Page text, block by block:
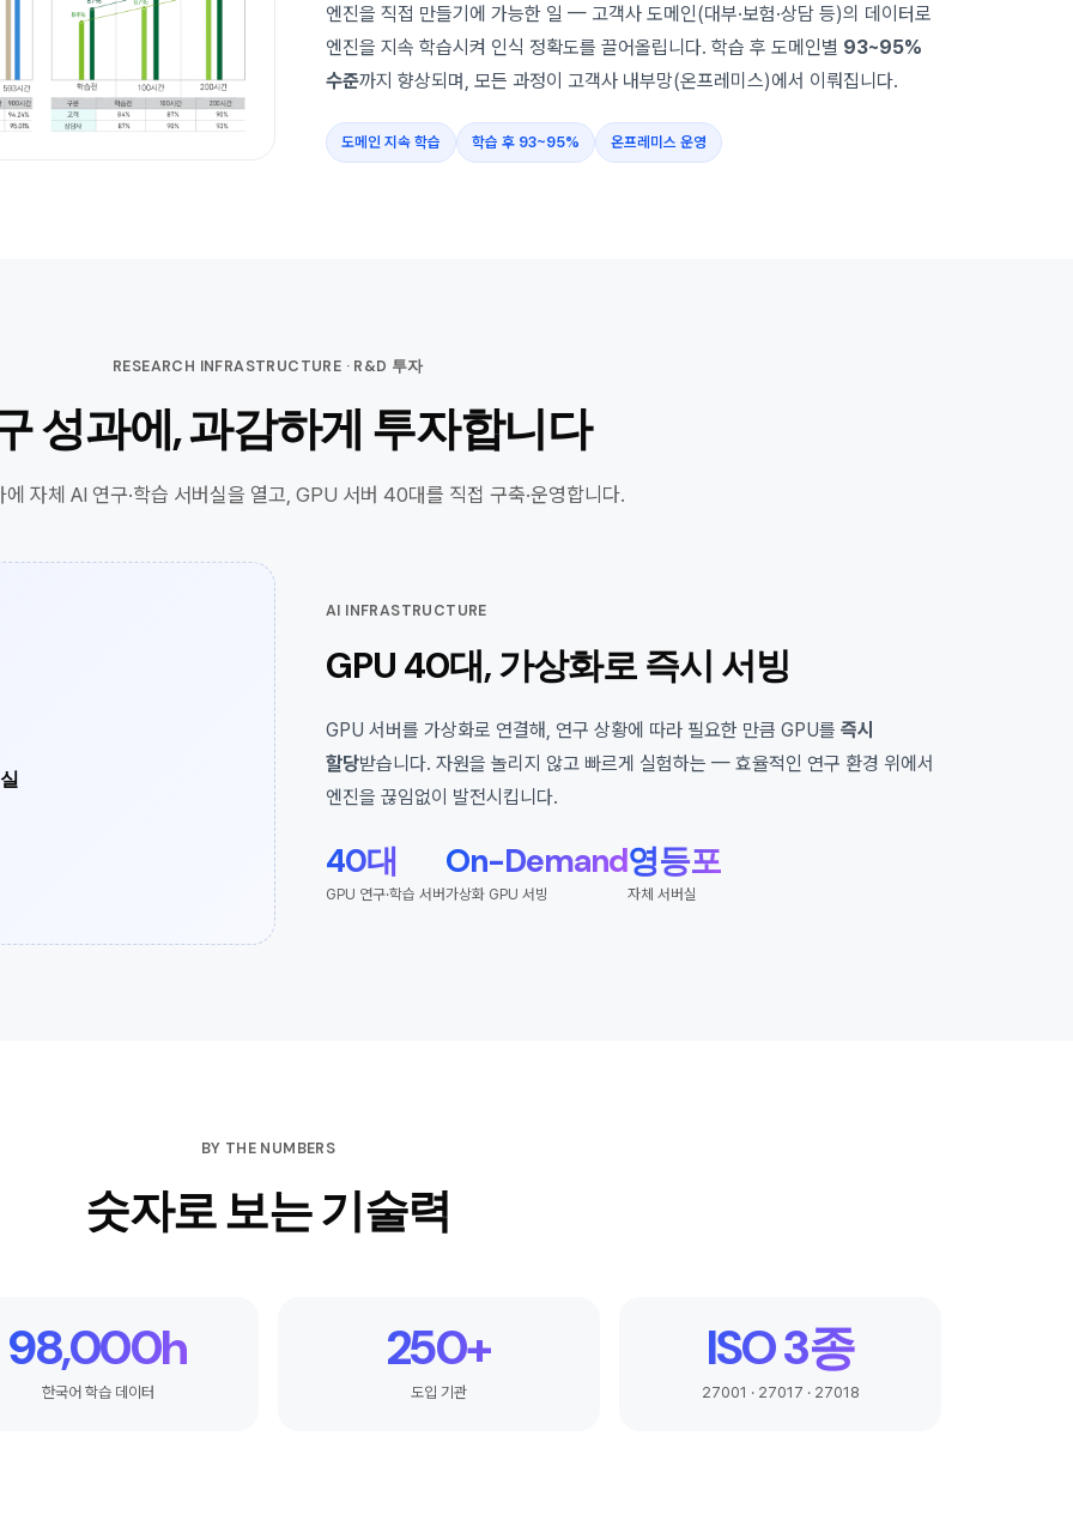
엔진을 직접 만들기에 가능한 일 — 고객사 도메인(대부·보험·상담 등)의 데이터로
엔진을 지속 학습시켜 인식 정확도를 끌어올립니다. 학습 후 도메인별 93~95%
수준까지 향상되며, 모든 과정이 고객사 내부망(온프레미스)에서 이뤄집니다.
도메인 지속 학습 학습 후 93~95% 온프레미스 운영
RESEARCH INFRASTRUCTURE · R&D 투자
성과에, 과감하게 투자합니다
에 자체 AI 연구·학습 서버실을 열고, GPU 서버 40대를 직접 구축·운영합니다.
AI INFRASTRUCTURE
GPU 40대, 가상화로 즉시 서빙
GPU 서버를 가상화로 연결해, 연구 상황에 따라 필요한 만큼 GPU를즉시
할당받습니다. 자원을 놀리지 않고 빠르게 실험하는 — 효율적인 연구 환경 위에서
엔진을 끊임없이 발전시킵니다.
40대
GPU 연구·학습 서버
On-Demand
가상화 GPU 서빙
영등포
자체 서버실
BY THE NUMBERS
숫자로 보는 기술력
98,000h
한국어 학습 데이터
250+
도입 기관
ISO 3종
27001 · 27017 · 27018